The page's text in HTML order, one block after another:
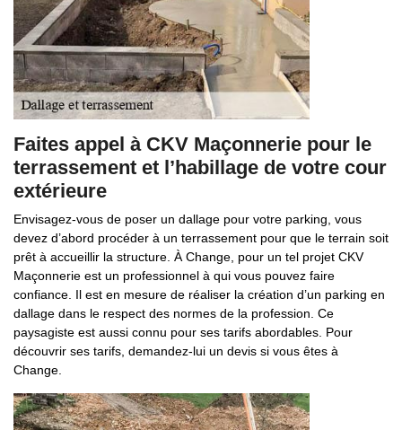
Faites appel à CKV Maçonnerie pour le
terrassement et l’habillage de votre cour
extérieure
Envisagez-vous de poser un dallage pour votre parking, vous
devez d’abord procéder à un terrassement pour que le terrain soit
prêt à accueillir la structure. À Change, pour un tel projet CKV
Maçonnerie est un professionnel à qui vous pouvez faire
confiance. Il est en mesure de réaliser la création d’un parking en
dallage dans le respect des normes de la profession. Ce
paysagiste est aussi connu pour ses tarifs abordables. Pour
découvrir ses tarifs, demandez-lui un devis si vous êtes à
Change.